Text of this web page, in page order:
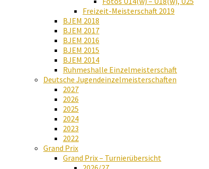
Freizeit-Meisterschaft 2019
BJEM 2018
BJEM 2017
BJEM 2016
BJEM 2015
BJEM 2014
Ruhmeshalle Einzelmeisterschaft
Deutsche Jugendeinzelmeisterschaften
2027
2026
2025
2024
2023
2022
Grand Prix
Grand Prix – Turnierübersicht